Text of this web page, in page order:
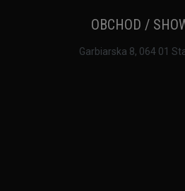
OBCHOD /
Garbiarska 8, 064 01